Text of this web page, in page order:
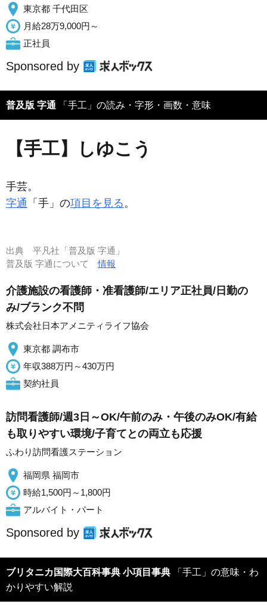
東京都 千代田区
月給28万9,000円～
正社員
Sponsored by
普及版 字通 「手工」の読み・字形・画数・意味
【手工】しゆこう
手芸。
字通 「手」の項目を見る。
出典 平凡社「普及版 字通」
普及版 字通について情報
介護施設の看護師・准看護師/エリア正社員/日勤の
み/ブランク不問
株式会社日本アメニティライフ協会
東京都 調布市
年収388万円～430万円
契約社員
訪問看護師/週3日～OK/午前のみ・午後のみOK/有給
も取りやすい環境/子育てとの両立も応援
ふわり訪問看護ステーション
福岡県 福岡市
時給1,500円～1,800円
アルバイト・パート
Sponsored by
ブリタニカ国際大百科事典 小項目事典 「手工」の意味・わ
かりやすい解説